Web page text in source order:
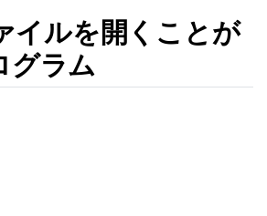
イルを開くことが
グラム